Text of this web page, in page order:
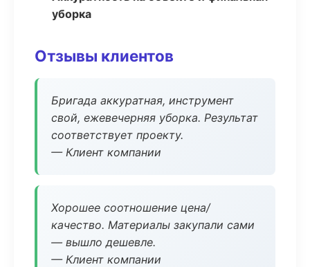
уборка
Отзывы клиентов
Бригада аккуратная, инструмент
свой, ежевечерняя уборка. Результат
соответствует проекту.
— Клиент компании
Хорошее соотношение цена/
качество. Материалы закупали сами
— вышло дешевле.
— Клиент компании